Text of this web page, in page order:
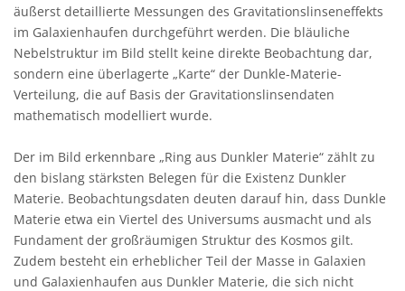
äußerst detaillierte Messungen des Gravitationslinseneffekts
im Galaxienhaufen durchgeführt werden. Die bläuliche
Nebelstruktur im Bild stellt keine direkte Beobachtung dar,
sondern eine überlagerte „Karte“ der Dunkle-Materie-
Verteilung, die auf Basis der Gravitationslinsendaten
mathematisch modelliert wurde.
Der im Bild erkennbare „Ring aus Dunkler Materie“ zählt zu
den bislang stärksten Belegen für die Existenz Dunkler
Materie. Beobachtungsdaten deuten darauf hin, dass Dunkle
Materie etwa ein Viertel des Universums ausmacht und als
Fundament der großräumigen Struktur des Kosmos gilt.
Zudem besteht ein erheblicher Teil der Masse in Galaxien
und Galaxienhaufen aus Dunkler Materie, die sich nicht